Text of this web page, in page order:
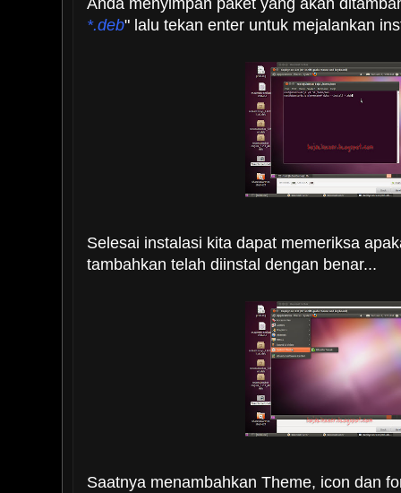
Anda menyimpan paket yang akan
*.deb" lalu tekan enter untuk mejalankan
Selesai instalasi kita dapat memeriksa
tambahkan telah diinstal dengan benar...
Saatnya menambahkan Theme, icon dan